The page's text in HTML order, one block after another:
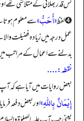
کس قدر بھلائی کے متلاشی
➍ لفظ«أَحَبُّ»سے معلوم
عمل درجہ میں زیادہ فضیلت
بدلنے سے اعمال کے مراتب
نقطہ: ....
بعض روایات میں آیا ہے کہ آپ
إِيْمَانٌ بِاللّٰهِ»اور بعض دفعہ